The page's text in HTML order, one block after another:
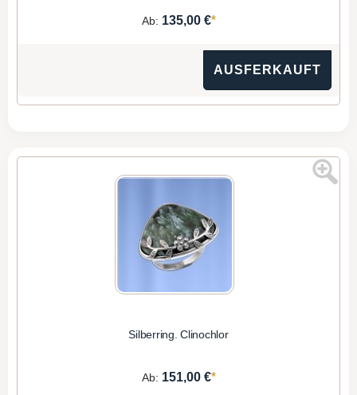
Ab: 135,00 €*
AUSFERKAUFT
Silberring. Clinochlor
Ab: 151,00 €*